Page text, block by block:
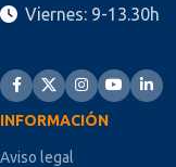
Viernes: 9-13.30h
INFORMACIÓN
Aviso legal